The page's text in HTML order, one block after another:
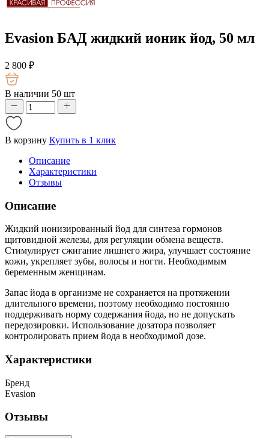
Evasion БАД жидкий ионик йод, 50 мл
2 800 ₽
В наличии 50 шт
В корзину Купить в 1 клик
Описание
Характеристики
Отзывы
Описание
Жидкий ионизированный йод для синтеза гормонов
щитовидной железы, для регуляции обмена веществ.
Стимулирует сжигание лишнего жира, улучшает состояние
кожи, укрепляет зубы, волосы и ногти. Необходимым
беременным женщинам.
Запас йода в организме не сохраняется на протяжении
длительного времени, поэтому необходимо постоянно
поддерживать норму содержания йода, но не допускать
передозировки. Использование дозатора позволяет
контролировать прием йода в необходимой дозе.
Характеристики
Бренд
Evasion
Отзывы